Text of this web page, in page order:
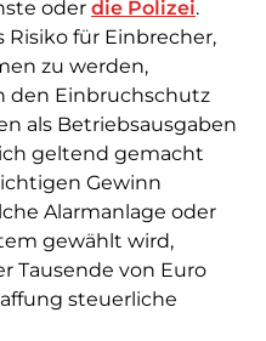
oder die Polizei.
für Einbrecher,
zu werden,
den Einbruchschutz
als Betriebsausgaben
geltend gemacht
Gewinn
Alarmanlage oder
gewählt wird,
Tausende von Euro
steuerliche